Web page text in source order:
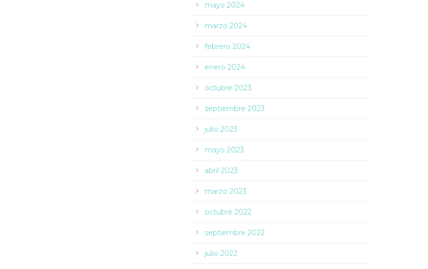
mayo 2024
marzo 2024
febrero 2024
enero 2024
octubre 2023
septiembre 2023
julio 2023
mayo 2023
abril 2023
marzo 2023
octubre 2022
septiembre 2022
julio 2022